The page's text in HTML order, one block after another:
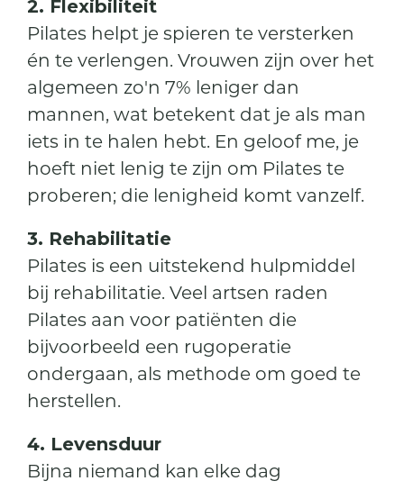
2. Flexibiliteit
Pilates helpt je spieren te versterken
én te verlengen. Vrouwen zijn over het
algemeen zo'n 7% leniger dan
mannen, wat betekent dat je als man
iets in te halen hebt. En geloof me, je
hoeft niet lenig te zijn om Pilates te
proberen; die lenigheid komt vanzelf.
3. Rehabilitatie
Pilates is een uitstekend hulpmiddel
bij rehabilitatie. Veel artsen raden
Pilates aan voor patiënten die
bijvoorbeeld een rugoperatie
ondergaan, als methode om goed te
herstellen.
4. Levensduur
Bijna niemand kan elke dag